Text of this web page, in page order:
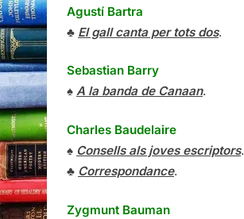
Agustí Bartra
♣ El gall canta per tots dos.
Sebastian Barry
♠ A la banda de Canaan.
Charles Baudelaire
♠ Consells als joves escriptors.
♣ Correspondance.
Zygmunt Bauman